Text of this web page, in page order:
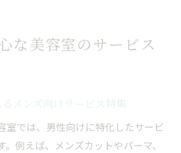
な美容室のサービス
メンズ向けサービス特集
室では、男性向けに特化したサービ
例えば、メンズカットやパーマ、